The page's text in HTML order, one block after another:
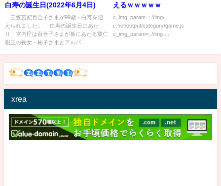
白寿の誕生日(2022年6月4日)
三笠宮妃百合子さまが99歳・白寿を迎
えられました。 白寿の誕生日にあた
り、宮内庁は百合子さまが孫にあたる寛仁
親王の長女・彬子さまとアルバ...
えるｗｗｗｗｗ
c_img_param=; //img-
c.net/output/category/game.js
c_img_param=; //img-...
xrea